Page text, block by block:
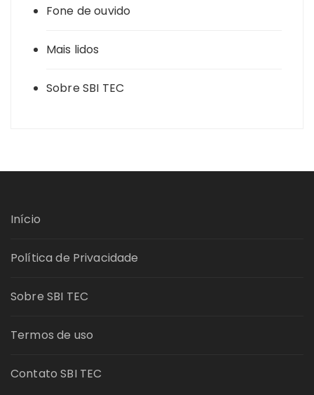
Fone de ouvido
Mais lidos
Sobre SBI TEC
Início
Política de Privacidade
Sobre SBI TEC
Termos de uso
Contato SBI TEC